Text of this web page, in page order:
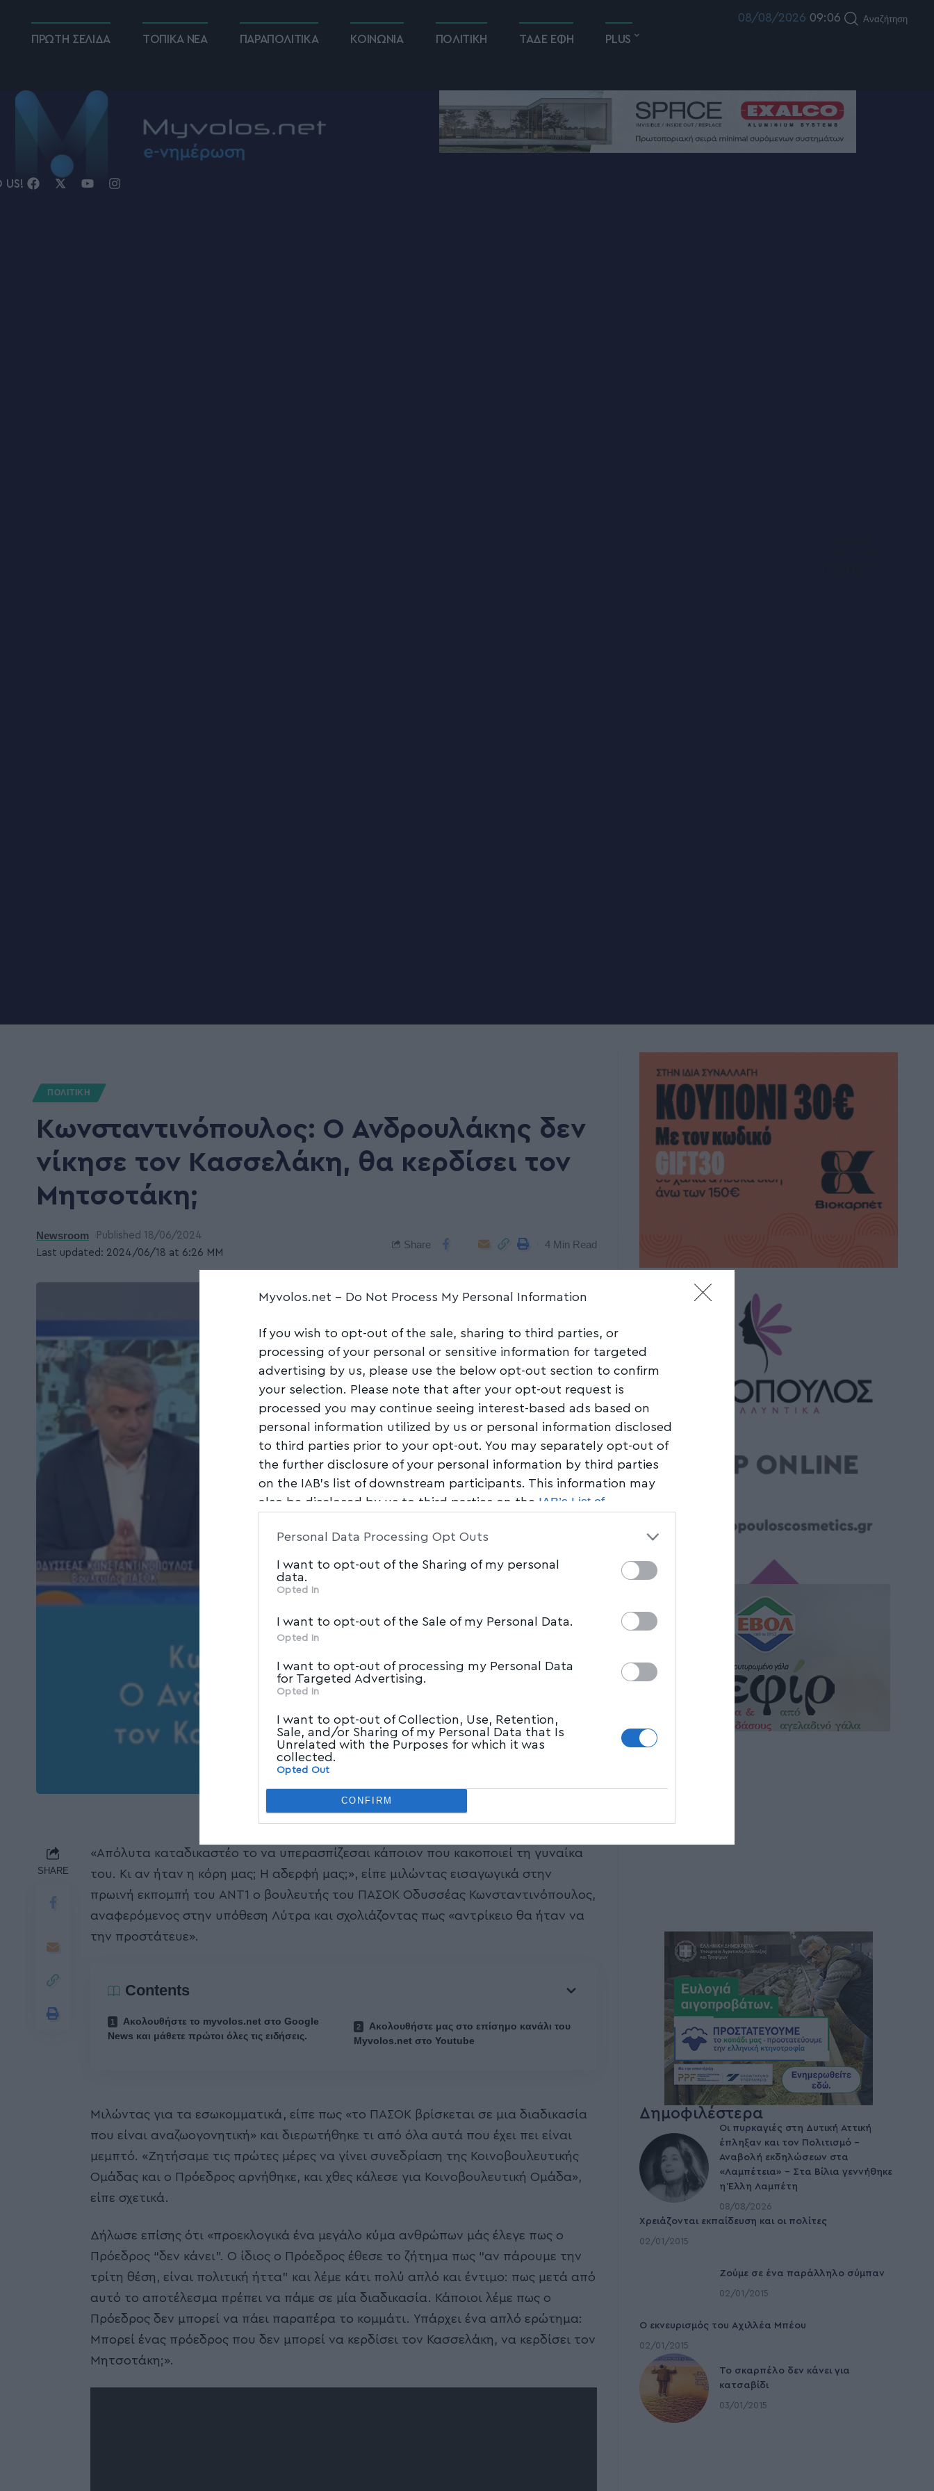
Myvolos.net - Do Not Process My Personal Information
If you wish to opt-out of the sale, sharing to third parties, or
processing of your personal or sensitive information for targeted
advertising by us, please use the below opt-out section to confirm
your selection. Please note that after your opt-out request is
processed you may continue seeing interest-based ads based on
personal information utilized by us or personal information disclosed
to third parties prior to your opt-out. You may separately opt-out of
the further disclosure of your personal information by third parties
on the IAB’s list of downstream participants. This information may
also be disclosed by us to third parties on the IAB’s List of
parties.
Personal Data Processing Opt Outs
I want to opt-out of the Sharing of my personal
data.
Opted In
I want to opt-out of the Sale of my Personal Data.
Opted In
I want to opt-out of processing my Personal Data
for Targeted Advertising.
Opted In
I want to opt-out of Collection, Use, Retention,
Sale, and/or Sharing of my Personal Data that Is
Unrelated with the Purposes for which it was
collected.
Opted Out
CONFIRM
ΠΡΩΤΗ ΣΕΛΙΔΑ ΤΟΠΙΚΑ ΝΕΑ ΠΑΡΑΠΟΛΙΤΙΚΑ ΚΟΙΝΩΝΙΑ ΠΟΛΙΤΙΚΗ ΤΑΔΕ ΕΦΗ PLUS
08/08/2026 09:06 Αναζήτηση
US!
ΠΟΛΙΤΙΚΗ
Κωνσταντινόπουλος: Ο Ανδρουλάκης δεν
νίκησε τον Κασσελάκη, θα κερδίσει τον
Μητσοτάκη;
Last updated: 2024/06/18 at 6:26 ΜΜ
Newsroom Published 18/06/2024
Share 4 Min Read
SHARE
«Απόλυτα καταδικαστέο το να υπερασπίζεσαι κάποιον που κακοποιεί τη γυναίκα
του. Κι αν ήταν η κόρη μας; Η αδερφή μας;», είπε μιλώντας εισαγωγικά στην
πρωινή εκπομπή του ΑΝΤ1 ο βουλευτής του ΠΑΣΟΚ Οδυσσέας Κωνσταντινόπουλος,
αναφερόμενος στην υπόθεση Λύτρα και σχολιάζοντας πως «αντρίκειο θα ήταν να
την προστάτευε».
Contents
Ακολουθήστε το myvolos.net στο Google
News και μάθετε πρώτοι όλες τις ειδήσεις.
Ακολουθήστε μας στο επίσημο κανάλι του
Myvolos.net στο Youtube
Μιλώντας για τα εσωκομματικά, είπε πως «το ΠΑΣΟΚ βρίσκεται σε μια διαδικασία
που είναι αναζωογονητική» και διερωτήθηκε τι από όλα αυτά που έχει πει είναι
μεμπτό. «Ζητήσαμε τις πρώτες μέρες να γίνει συνεδρίαση της Κοινοβουλευτικής
Ομάδας και ο Πρόεδρος αρνήθηκε, και χθες κάλεσε για Κοινοβουλευτική Ομάδα»,
είπε σχετικά.
Δήλωσε επίσης ότι «προεκλογικά ένα μεγάλο κύμα ανθρώπων μάς έλεγε πως ο
Πρόεδρος “δεν κάνει”. Ο ίδιος ο Πρόεδρος έθεσε το ζήτημα πως “αν πάρουμε την
τρίτη θέση, είναι πολιτική ήττα” και λέμε κάτι πολύ απλό και έντιμο: πως μετά από
αυτό το αποτέλεσμα πρέπει να πάμε σε μία διαδικασία. Κάποιοι λέμε πως ο
Πρόεδρος δεν μπορεί να πάει παραπέρα το κομμάτι. Υπάρχει ένα απλό ερώτημα:
Μπορεί ένας πρόεδρος που δεν μπορεί να κερδίσει τον Κασσελάκη, να κερδίσει τον
Μητσοτάκη;».
Δημοφιλέστερα
Οι πυρκαγιές στη Δυτική Αττική
έπληξαν και τον Πολιτισμό –
Αναβολή εκδηλώσεων στα
«Λαμπέτεια» – Στα Βίλια γεννήθηκε
η Έλλη Λαμπέτη
08/08/2026
Χρειάζονται εκπαίδευση και οι πολίτες
02/01/2015
Ζούμε σε ένα παράλληλο σύμπαν
02/01/2015
Ο εκνευρισμός του Αχιλλέα Μπέου
02/01/2015
To σκαρπέλο δεν κάνει για
κατσαβίδι
03/01/2015